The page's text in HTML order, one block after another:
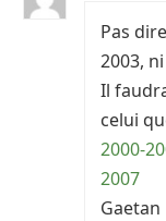
Pas
2003,
Il
celui
2000-
2007
Gaetan